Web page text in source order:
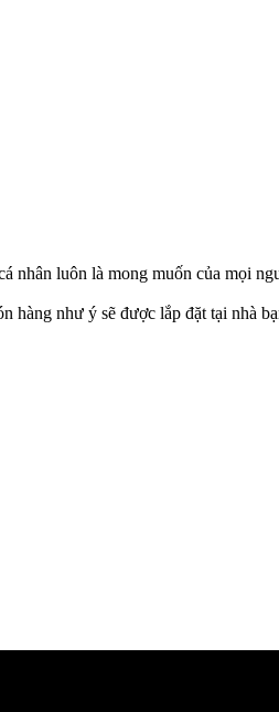
luôn là mong muốn của mọi
hàng như ý sẽ được lắp đặt tại nhà